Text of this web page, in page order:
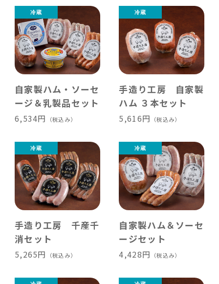
自家製ハム・ソーセ
ージ＆乳製品セット
6,534円 （税込み）
手造り工房 自家製
ハム ３本セット
5,616円 （税込み）
手造り工房 千産千
消セット
5,265円 （税込み）
自家製ハム＆ソーセ
ージセット
4,428円 （税込み）